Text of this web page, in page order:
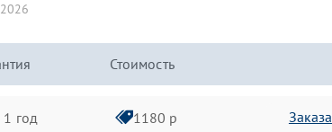
Стоимость
1 год 1180 р